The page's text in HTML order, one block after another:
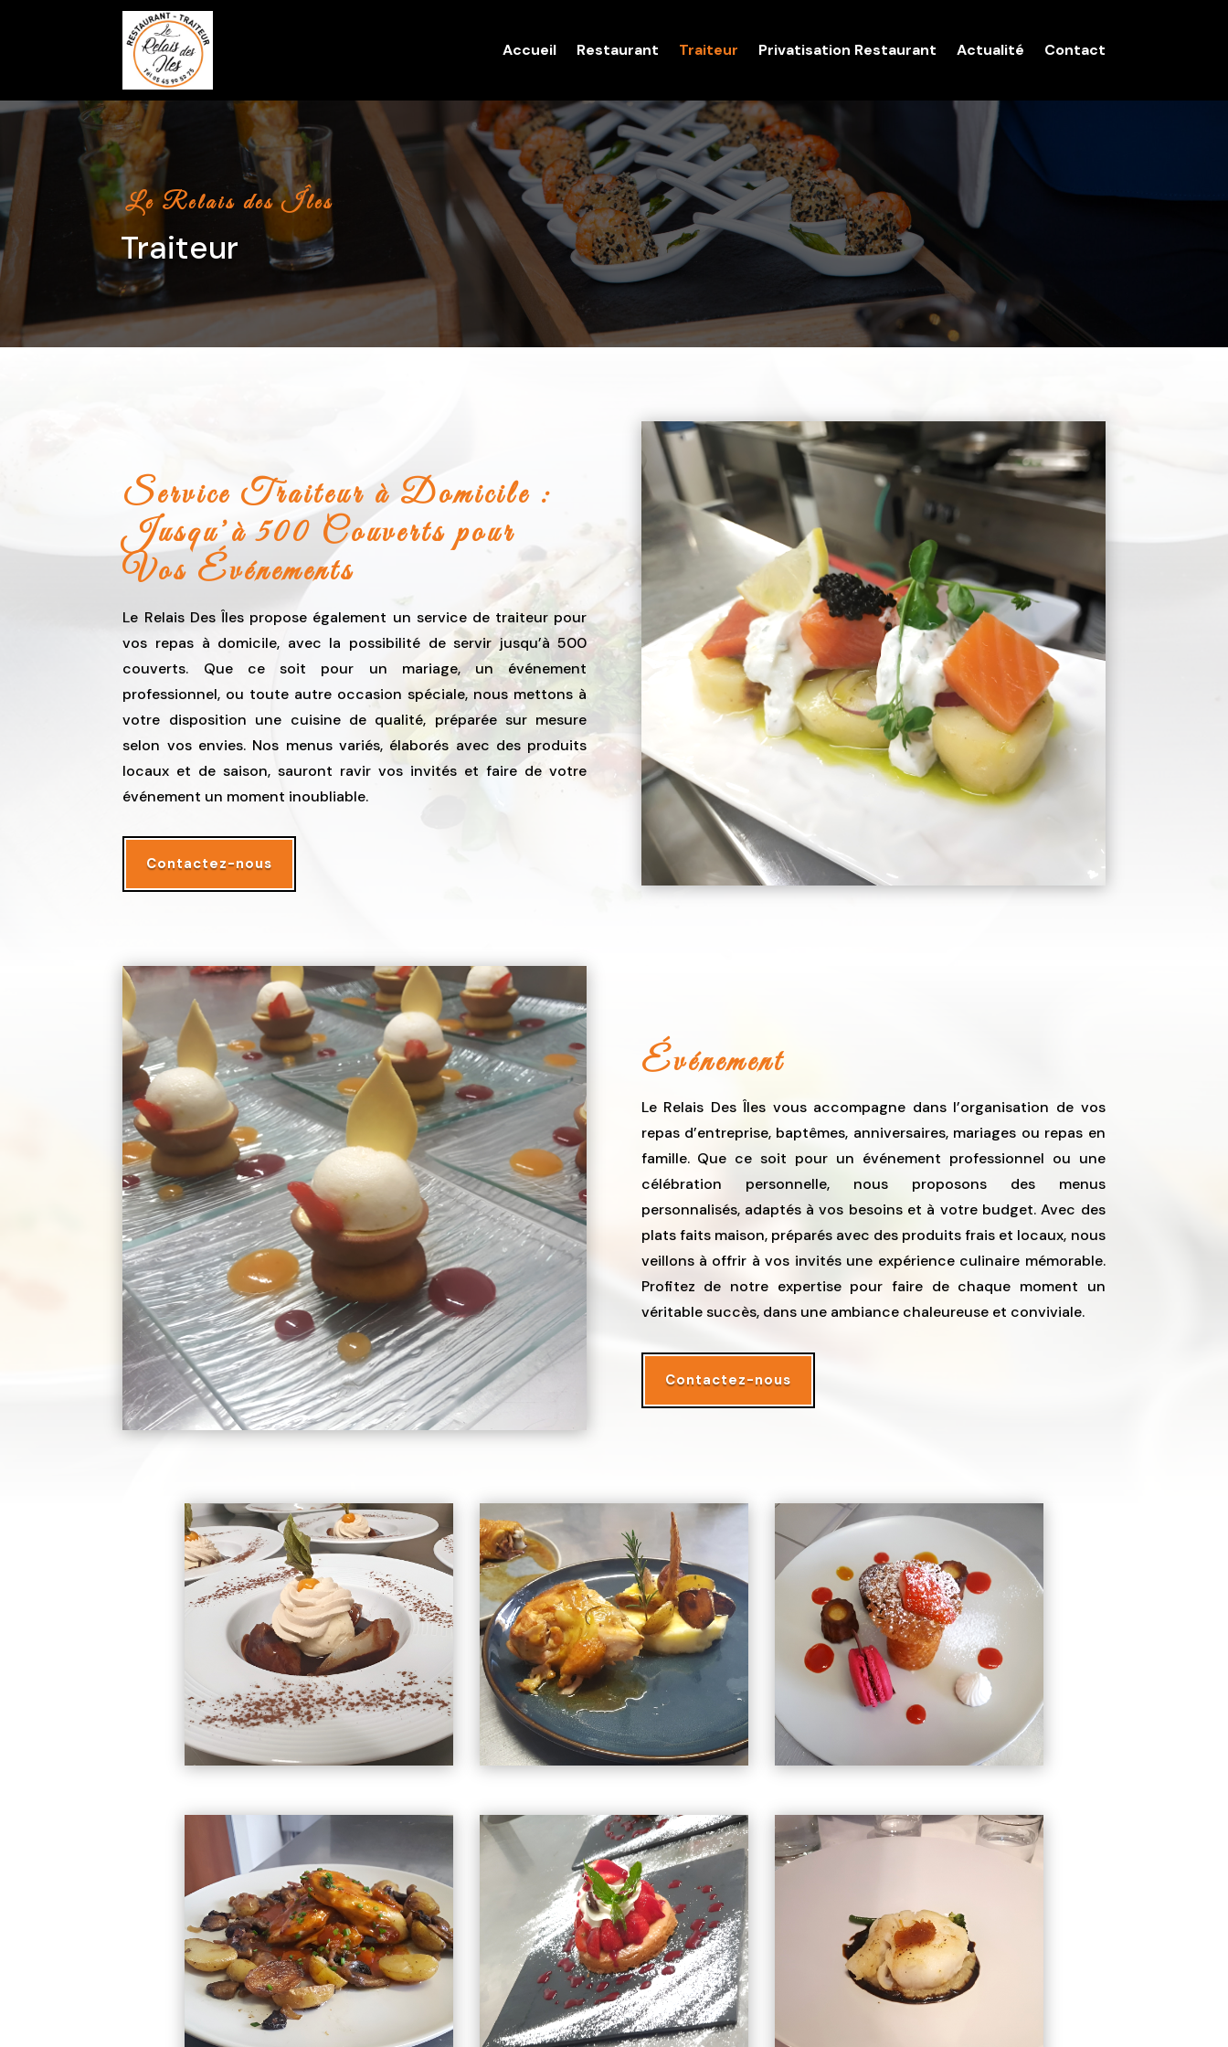
Accueil Restaurant Traiteur Privatisation Restaurant Actualité Contact
Le Relais des Îles
Traiteur
Service Traiteur à Domicile :
Jusqu’à 500 Couverts pour
Vos Événements
Le Relais Des Îles propose également un service de traiteur pour
vos repas à domicile, avec la possibilité de servir jusqu’à 500
couverts. Que ce soit pour un mariage, un événement
professionnel, ou toute autre occasion spéciale, nous mettons à
votre disposition une cuisine de qualité, préparée sur mesure
selon vos envies. Nos menus variés, élaborés avec des produits
locaux et de saison, sauront ravir vos invités et faire de votre
événement un moment inoubliable.
Contactez-nous
Événement
Le Relais Des Îles vous accompagne dans l’organisation de vos
repas d’entreprise, baptêmes, anniversaires, mariages ou repas en
famille. Que ce soit pour un événement professionnel ou une
célébration personnelle, nous proposons des menus
personnalisés, adaptés à vos besoins et à votre budget. Avec des
plats faits maison, préparés avec des produits frais et locaux, nous
veillons à offrir à vos invités une expérience culinaire mémorable.
Profitez de notre expertise pour faire de chaque moment un
véritable succès, dans une ambiance chaleureuse et conviviale.
Contactez-nous